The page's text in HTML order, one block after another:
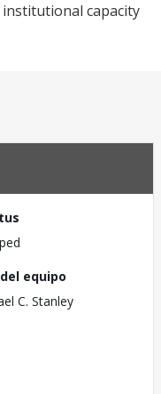
capacity
equipo
C. Stanley